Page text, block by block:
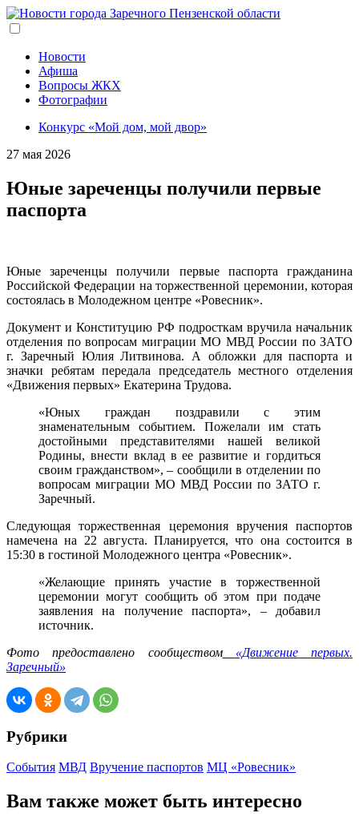
Перейти
к
содержанию
Новости
Афиша
Вопросы ЖКХ
Фотографии
Конкурс «Мой дом, мой двор»
27 мая 2026
Юные зареченцы получили первые
паспорта
Юные зареченцы получили первые паспорта гражданина
Российской Федерации на торжественной церемонии, которая
состоялась в Молодежном центре «Ровесник».
Документ и Конституцию РФ подросткам вручила начальник
отделения по вопросам миграции МО МВД России по ЗАТО
г. Заречный Юлия Литвинова. А обложки для паспорта и
значки ребятам передала председатель местного отделения
«Движения первых» Екатерина Трудова.
«Юных граждан поздравили с этим
знаменательным событием. Пожелали им стать
достойными представителями нашей великой
Родины, внести вклад в ее развитие и гордиться
своим гражданством», – сообщили в отделении по
вопросам миграции МО МВД России по ЗАТО г.
Заречный.
Следующая торжественная церемония вручения паспортов
намечена на 22 августа. Планируется, что она состоится в
15:30 в гостиной Молодежного центра «Ровесник».
«Желающие принять участие в торжественной
церемонии могут сообщить об этом при подаче
заявления на получение паспорта», – добавил
источник.
Фото предоставлено сообществом«Движение первых.
Заречный»
Рубрики
События МВД Вручение паспортов МЦ «Ровесник»
Вам также может быть интересно